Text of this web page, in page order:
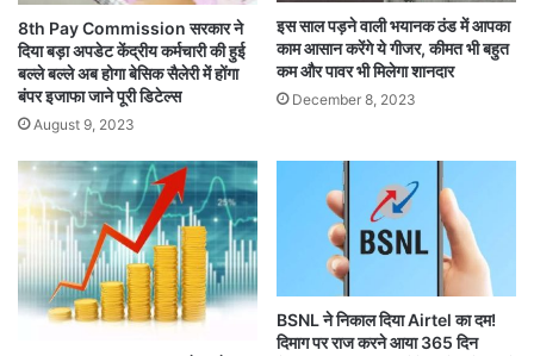
8th Pay Commission सरकार ने
दिया बड़ा अपडेट केंद्रीय कर्मचारी की हुई
बल्ले बल्ले अब होगा बेसिक सैलेरी में होंगा
बंपर इजाफा जाने पूरी डिटेल्स
August 9, 2023
इस साल पड़ने वाली भयानक ठंड में आपका
काम आसान करेंगे ये गीजर, कीमत भी बहुत
कम और पावर भी मिलेगा शानदार
December 8, 2023
BSNL ने निकाल दिया Airtel का दम!
दिमाग पर राज करने आया 365 दिन